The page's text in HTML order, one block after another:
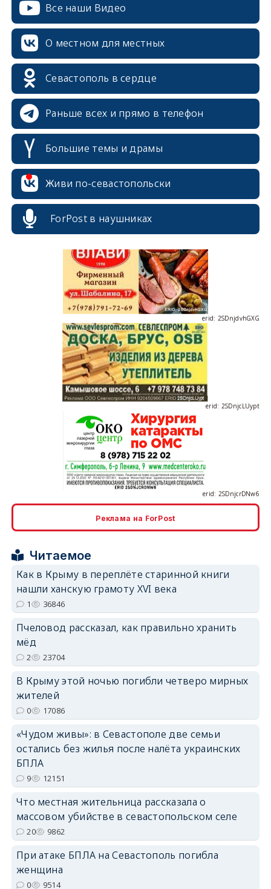
Все наши Видео
О местном для местных
Севастополь в сердце
Раньше всех и прямо в телефон
Большие темы и драмы
Живи по-севастопольски
ForPost в наушниках
erid: 2SDnjcrDNw6
erid: 2SDnjdvhGXG
erid: 2SDnjdvhGXG
Реклама на ForPost
Читаемое
Как в Крыму в переплёте старинной книги
нашли ханскую грамоту XVI века
1 36846
Пчеловод рассказал, как правильно хранить
мёд
2 23704
В Крыму этой ночью погибли четверо мирных
жителей
0 17086
«Чудом живы»: в Севастополе две семьи
остались без жилья после налёта украинских
БПЛА
9 12151
Что местная жительница рассказала о
массовом убийстве в севастопольском селе
20 9862
При атаке БПЛА на Севастополь погибла
женщина
0 9514